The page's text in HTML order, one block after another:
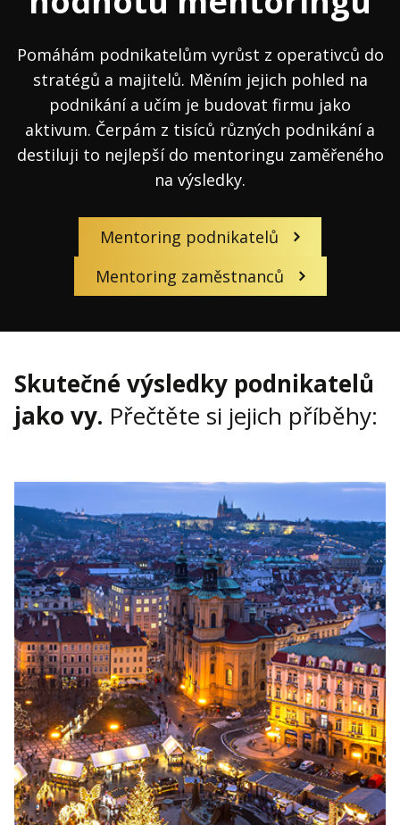
Pomáhám podnikatelům vyrůst z operativců do
stratégů a majitelů. Měním jejich pohled na
podnikání a učím je budovat firmu jako
aktivum. Čerpám z tisíců různých podnikání a
destiluji to nejlepší do mentoringu zaměřeného
na výsledky.
Mentoring podnikatelů
Mentoring zaměstnanců
Skutečné výsledky podnikatelů
jako vy. Přečtěte si jejich příběhy: